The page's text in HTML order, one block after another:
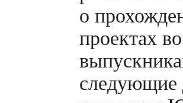
о
проектах
следующие